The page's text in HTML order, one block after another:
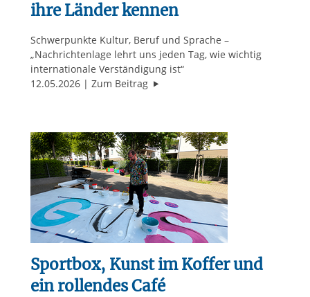
ihre Länder kennen
Schwerpunkte Kultur, Beruf und Sprache –
„Nachrichtenlage lehrt uns jeden Tag, wie wichtig
internationale Verständigung ist“
12.05.2026
Zum Beitrag "IB-Jugendaustausch: Junge
Sportbox, Kunst im Koffer und
ein rollendes Café